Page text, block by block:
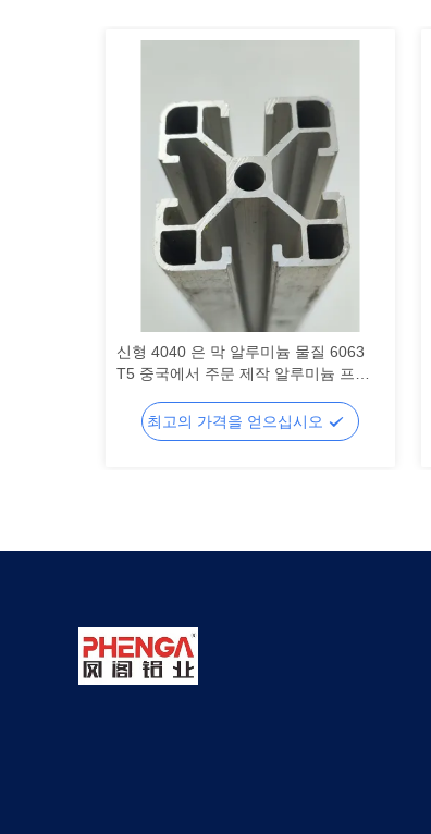
신형 4040 은 막 알루미늄 물질 6063
T5 중국에서 주문 제작 알루미늄 프로
최고의 가격을 얻으십시오